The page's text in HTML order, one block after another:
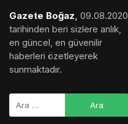
Gazete Boğaz, 09.08.2020
tarihinden beri sizlere anlık,
en güncel, en güvenilir
haberleri özetleyerek
sunmaktadır.